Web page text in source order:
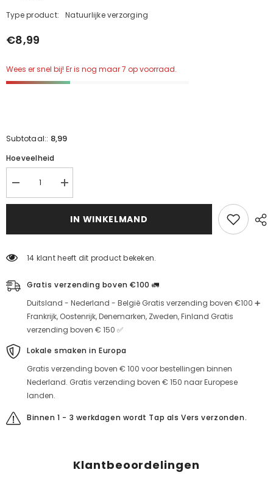
Type product: Natuurlijke verzorging
€8,99
Wees er snel bij! Er is nog maar 7 op voorraad.
Subtotaal:: 8,99
Hoeveelheid
çiçeği
kokusu
azaltın
Nar
çiçeği
kokusu
için
miktarı
artırın
IN WINKELMAND
14 klant heeft dit product bekeken.
Gratis verzending boven €100 🚛
Duitsland - Nederland - België Gratis verzending boven €100 ➕
Frankrijk, Oostenrijk, Denemarken, Zweden, Finland Gratis
verzending boven € 150 ✅
Lokale smaken in Europa
Gratis verzending boven € 100 voor bestellingen binnen
Nederland. Gratis verzending boven € 150 naar Europese
landen.
Binnen 1 - 3 werkdagen wordt Tap als Vers verzonden.
Klantbeoordelingen